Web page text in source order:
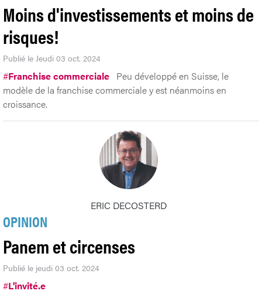
Moins d'investissements et moins de
risques!
Publié le Jeudi 03 oct. 2024
#Franchise commerciale Peu développé en Suisse, le
modèle de la franchise commerciale y est néanmoins en
croissance.
ERIC DECOSTERD
OPINION
Panem et circenses
Publié le jeudi 03 oct. 2024
#L'invité.e